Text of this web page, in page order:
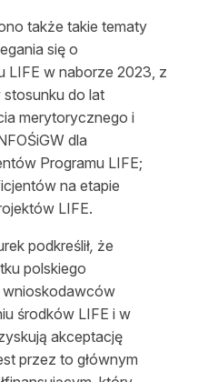
także takie tematy
się o
LIFE w naborze 2023, z
do lat
merytorycznego i
dla
Programu LIFE;
na etapie
LIFE.
podkreślił, że
polskiego
wnioskodawców
środków LIFE i w
akceptację
przez to głównym